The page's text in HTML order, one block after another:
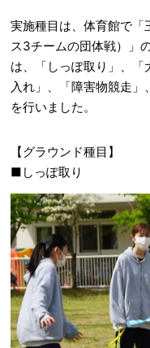
実施種目は、体育館で
ス3チームの団体戦）」
は、「しっぽ取り」、「
入れ」、「障害物競走
を行いました。
【グラウンド種目】
■しっぽ取り